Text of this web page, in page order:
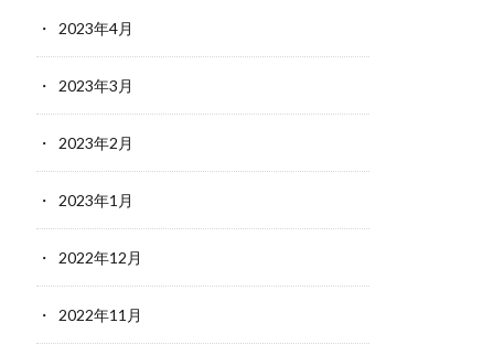
2023年4月
2023年3月
2023年2月
2023年1月
2022年12月
2022年11月